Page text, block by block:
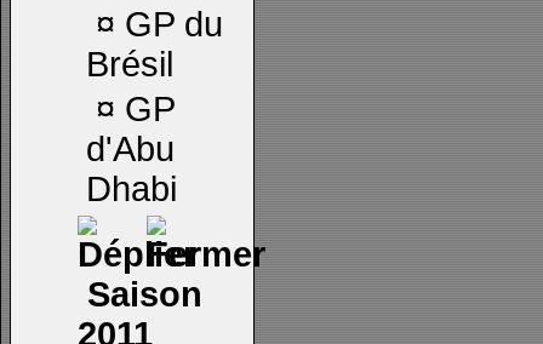
¤ GP du
Brésil
¤ GP
d'Abu
Dhabi
Saison
2011